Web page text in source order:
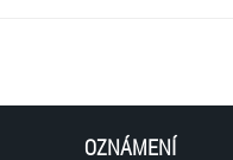
OZNÁMENÍ